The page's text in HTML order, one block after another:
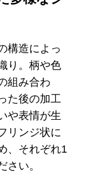
構造によっ
り。柄や色
組み合わ
た後の加工
や表情が生
リンジ状に
、それぞれ1
さい。